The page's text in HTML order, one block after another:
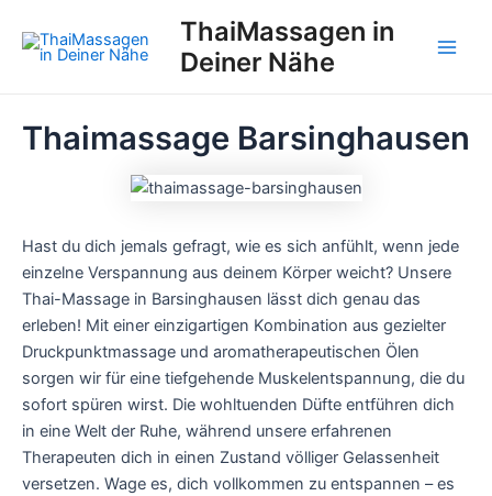
Inhalt
springen
ThaiMassagen in
Deiner Nähe
Thaimassage Barsinghausen
Hast du dich jemals gefragt, wie es sich anfühlt, wenn jede
einzelne Verspannung aus deinem Körper weicht? Unsere
Thai-Massage in Barsinghausen lässt dich genau das
erleben! Mit einer einzigartigen Kombination aus gezielter
Druckpunktmassage und aromatherapeutischen Ölen
sorgen wir für eine tiefgehende Muskelentspannung, die du
sofort spüren wirst. Die wohltuenden Düfte entführen dich
in eine Welt der Ruhe, während unsere erfahrenen
Therapeuten dich in einen Zustand völliger Gelassenheit
versetzen. Wage es, dich vollkommen zu entspannen – es